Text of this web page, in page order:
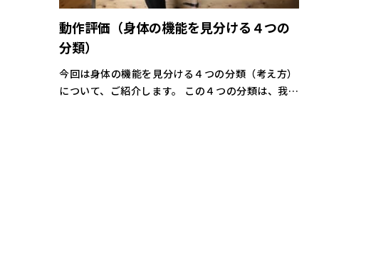
動作評価（身体の機能を見分ける４つの
分類）
今回は身体の機能を見分ける４つの分類（考え方）
について、ご紹介します。 この４つの分類は、我々